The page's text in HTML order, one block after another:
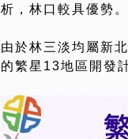
析，林口較具優勢
由於林三淡均屬新
的繁星13地區開發